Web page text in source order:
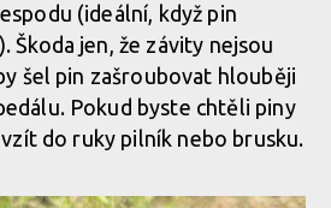
(ideální, když pin
Škoda jen, že závity nejsou
šel pin zašroubovat hlouběji
Pokud byste chtěli piny
do ruky pilník nebo brusku.